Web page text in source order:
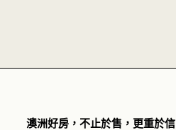
澳洲好房，不止於售，更重於信